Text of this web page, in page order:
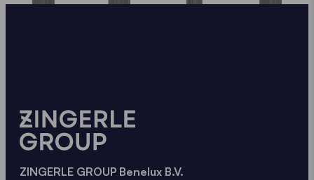
ZINGERLE GROUP Benelux B.V.